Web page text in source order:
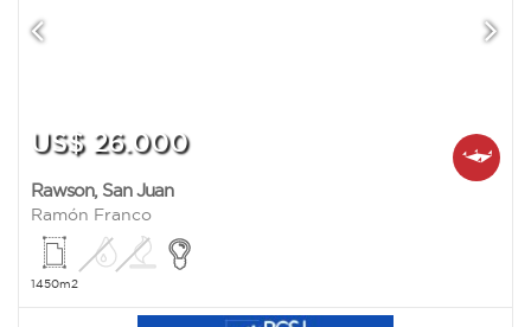
US$ 26.000
Rawson, San Juan
Ramón Franco
1450m2